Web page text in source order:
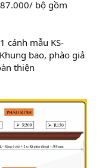
bộ gồm
cánh mẫu KS-
bao, phào giả
thiện